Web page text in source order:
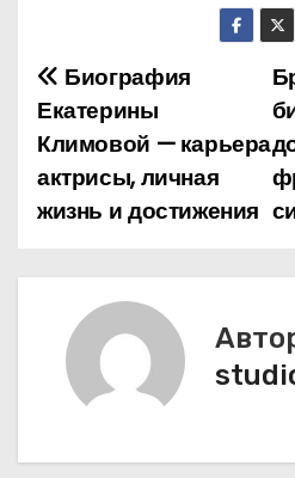
Н
а
в
г
Биография
Екатерины
Климовой — карьера
актрисы, личная
жизнь и достижения